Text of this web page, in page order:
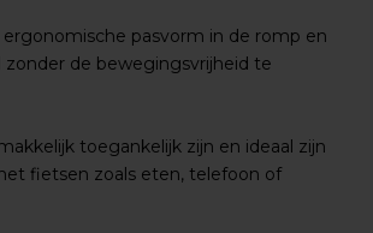
pasvorm in de romp en
de bewegingsvrijheid te
toegankelijk zijn en ideaal zijn
fietsen zoals eten, telefoon of